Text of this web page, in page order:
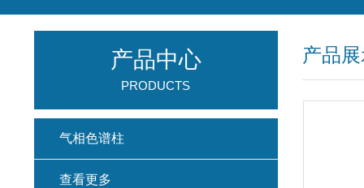
产品
产品中心
PRODUCTS
气相色谱柱
查看更多